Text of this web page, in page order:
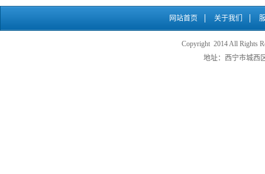
网站首页 关于我们
Copyright 2014 All Rights
地址：西宁市城西